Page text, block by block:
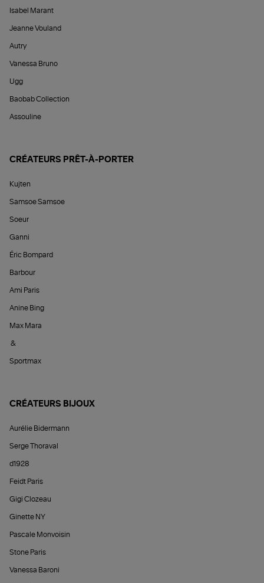
Isabel Marant
Jeanne Vouland
Autry
Vanessa Bruno
Ugg
Baobab Collection
Assouline
CRÉATEURS PRÊT-À-PORTER
Kujten
Samsoe Samsoe
Soeur
Ganni
Éric Bompard
Barbour
Ami Paris
Anine Bing
Max Mara
&
Sportmax
CRÉATEURS BIJOUX
Aurélie Bidermann
Serge Thoraval
d1928
Feidt Paris
Gigi Clozeau
Ginette NY
Pascale Monvoisin
Stone Paris
Vanessa Baroni